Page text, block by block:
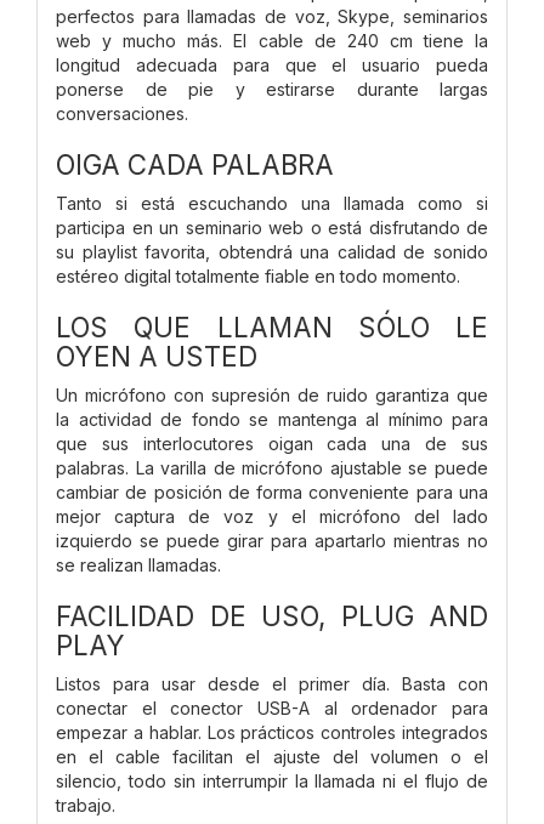
perfectos para llamadas de voz, Skype, seminarios
web y mucho más. El cable de 240 cm tiene la
longitud adecuada para que el usuario pueda
ponerse de pie y estirarse durante largas
conversaciones.
OIGA CADA PALABRA
Tanto si está escuchando una llamada como si
participa en un seminario web o está disfrutando de
su playlist favorita, obtendrá una calidad de sonido
estéreo digital totalmente fiable en todo momento.
LOS QUE LLAMAN SÓLO LE
OYEN A USTED
Un micrófono con supresión de ruido garantiza que
la actividad de fondo se mantenga al mínimo para
que sus interlocutores oigan cada una de sus
palabras. La varilla de micrófono ajustable se puede
cambiar de posición de forma conveniente para una
mejor captura de voz y el micrófono del lado
izquierdo se puede girar para apartarlo mientras no
se realizan llamadas.
FACILIDAD DE USO, PLUG AND
PLAY
Listos para usar desde el primer día. Basta con
conectar el conector USB-A al ordenador para
empezar a hablar. Los prácticos controles integrados
en el cable facilitan el ajuste del volumen o el
silencio, todo sin interrumpir la llamada ni el flujo de
trabajo.